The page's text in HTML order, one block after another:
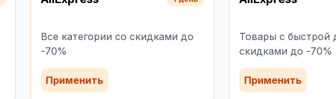
Все категории со скидками до
-70%
Применить
Товары с быстрой
скидками до -70%
Применить